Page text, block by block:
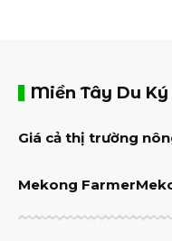
Miền Tây Du Ký
Giá cả thị trường
Mekong Farmer